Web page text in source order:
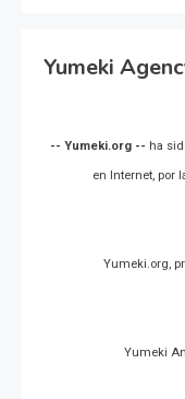
Yumeki
-- Yumeki.org -- ha
en Internet, por
Yumeki.org,
Yumeki